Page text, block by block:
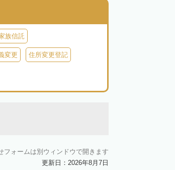
族信託
変更 住所変更登記
フォームは別ウィンドウで開きます
更新日：2026年8月7日